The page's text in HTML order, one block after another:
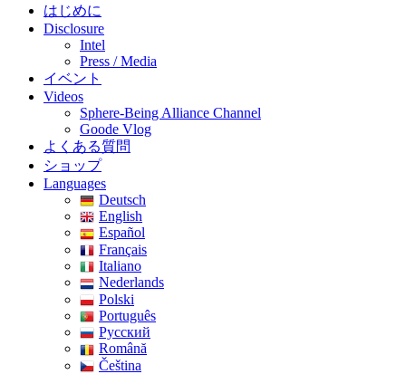
はじめに
Disclosure
Intel
Press / Media
イベント
Videos
Sphere-Being Alliance Channel
Goode Vlog
よくある質問
ショップ
Languages
Deutsch
English
Español
Français
Italiano
Nederlands
Polski
Português
Pусский
Română
Čeština